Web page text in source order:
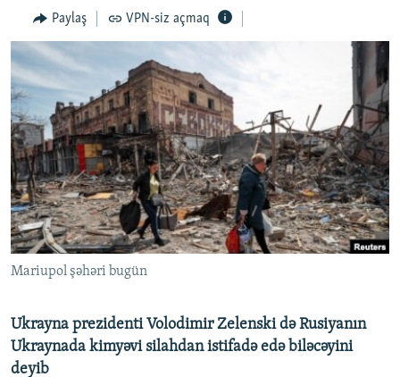
QANUNI DOĞRU
ARAŞDIRMA
MULTIMEDIA
VIDEO
FOTOQALEREYA
İNFOQRAFIKA
KARIKATURA
RADIO ARXIV
OXU ZALI
AZƏRBAYCAN ƏDƏBIYYATI KITABXANASI
İSLAM VƏ DEMOKRATIYA
İZ - MƏDƏNIYYƏT PROQRAMI
HAQQIMIZDA
MISSIYAMIZ
PEŞƏ ETIKASI VƏ JURNALISTIKA STANDARTLARIMIZ
MATERIALLARIMIZDAN ISTIFADƏ
AZADLIQRADIOSU MOBIL TELEFONUNUZDA
XƏBƏR BÜLLETENLƏRIMIZ
BIZI IZLƏ
RFE/RL-in bütün saytları
Paylaş VPN-siz açmaq
Mariupol şəhəri bugün
Ukrayna prezidenti Volodimir Zelenski də Rusiyanın
Ukraynada kimyəvi silahdan istifadə edə biləcəyini
deyib